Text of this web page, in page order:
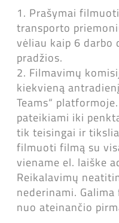
1. Prašymai
transporto
vėliau kaip 6 darbo
pradžios.
2. Filmavimų
kiekvieną
Teams“
pateikiami iki
tik teisingai ir
filmuoti filmą su
viename el. laiške
Reikalavimų
nederinami.
nuo ateinančio